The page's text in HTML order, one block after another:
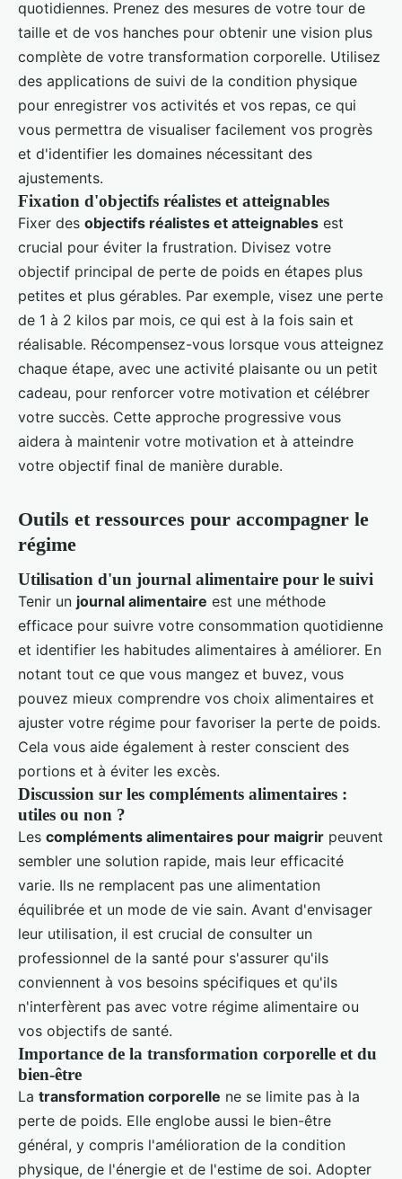
quotidiennes. Prenez des mesures de votre tour de
taille et de vos hanches pour obtenir une vision plus
complète de votre transformation corporelle. Utilisez
des applications de suivi de la condition physique
pour enregistrer vos activités et vos repas, ce qui
vous permettra de visualiser facilement vos progrès
et d'identifier les domaines nécessitant des
ajustements.
Fixation d'objectifs réalistes et atteignables
Fixer des objectifs réalistes et atteignables est
crucial pour éviter la frustration. Divisez votre
objectif principal de perte de poids en étapes plus
petites et plus gérables. Par exemple, visez une perte
de 1 à 2 kilos par mois, ce qui est à la fois sain et
réalisable. Récompensez-vous lorsque vous atteignez
chaque étape, avec une activité plaisante ou un petit
cadeau, pour renforcer votre motivation et célébrer
votre succès. Cette approche progressive vous
aidera à maintenir votre motivation et à atteindre
votre objectif final de manière durable.
Outils et ressources pour accompagner le
régime
Utilisation d'un journal alimentaire pour le suivi
Tenir un journal alimentaire est une méthode
efficace pour suivre votre consommation quotidienne
et identifier les habitudes alimentaires à améliorer. En
notant tout ce que vous mangez et buvez, vous
pouvez mieux comprendre vos choix alimentaires et
ajuster votre régime pour favoriser la perte de poids.
Cela vous aide également à rester conscient des
portions et à éviter les excès.
Discussion sur les compléments alimentaires :
utiles ou non ?
Les compléments alimentaires pour maigrir peuvent
sembler une solution rapide, mais leur efficacité
varie. Ils ne remplacent pas une alimentation
équilibrée et un mode de vie sain. Avant d'envisager
leur utilisation, il est crucial de consulter un
professionnel de la santé pour s'assurer qu'ils
conviennent à vos besoins spécifiques et qu'ils
n'interfèrent pas avec votre régime alimentaire ou
vos objectifs de santé.
Importance de la transformation corporelle et du
bien-être
La transformation corporelle ne se limite pas à la
perte de poids. Elle englobe aussi le bien-être
général, y compris l'amélioration de la condition
physique, de l'énergie et de l'estime de soi. Adopter